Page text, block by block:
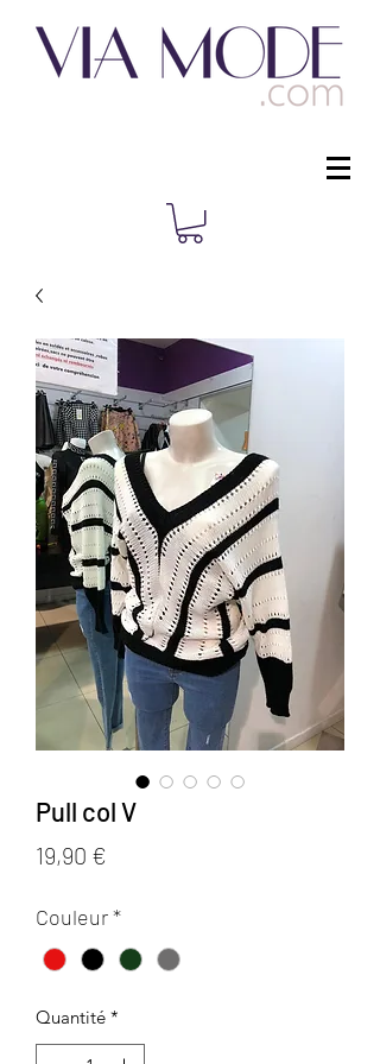
Pull col V
19,90 €
Couleur*
Quantité *